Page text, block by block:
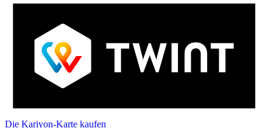
Die Kariyon-Karte kaufen